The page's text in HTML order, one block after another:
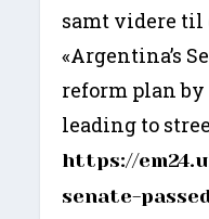
samt videre til
«Argentina’s
reform plan
leading to
https://
senate-